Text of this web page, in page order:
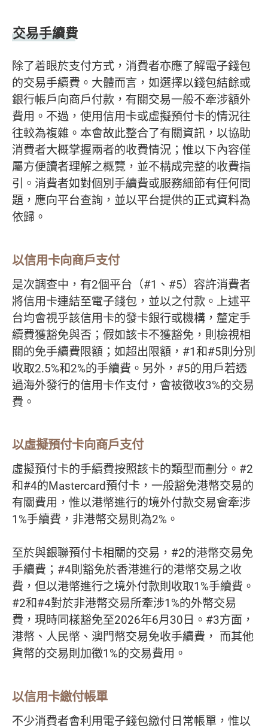
交易手續費
除了着眼於支付方式，消費者亦應了解電子錢包
的交易手續費。大體而言，如選擇以錢包結餘或
銀行帳戶向商戶付款，有關交易一般不牽涉額外
費用。不過，使用信用卡或虛擬預付卡的情況往
往較為複雜。本會故此整合了有關資訊，以協助
消費者大概掌握兩者的收費情況；惟以下內容僅
屬方便讀者理解之概覽，並不構成完整的收費指
引。消費者如對個別手續費或服務細節有任何問
題，應向平台查詢，並以平台提供的正式資料為
依歸。
以信用卡向商戶支付
是次調查中，有2個平台（#1、#5）容許消費者
將信用卡連結至電子錢包，並以之付款。上述平
台均會視乎該信用卡的發卡銀行或機構，釐定手
續費獲豁免與否；假如該卡不獲豁免，則檢視相
關的免手續費限額；如超出限額，#1和#5則分別
收取2.5%和2%的手續費。另外，#5的用戶若透
過海外發行的信用卡作支付，會被徵收3%的交易
費。
以虛擬預付卡向商戶支付
虛擬預付卡的手續費按照該卡的類型而劃分。#2
和#4的Mastercard預付卡，一般豁免港幣交易的
有關費用，惟以港幣進行的境外付款交易會牽涉
1%手續費，非港幣交易則為2%。
至於與銀聯預付卡相關的交易，#2的港幣交易免
手續費；#4則豁免於香港進行的港幣交易之收
費，但以港幣進行之境外付款則收取1%手續費。
#2和#4對於非港幣交易所牽涉1%的外幣交易
費，現時同樣豁免至2026年6月30日。#3方面，
港幣、人民幣、澳門幣交易免收手續費， 而其他
貨幣的交易則加徵1%的交易費用。
以信用卡繳付帳單
不少消費者會利用電子錢包繳付日常帳單，惟以